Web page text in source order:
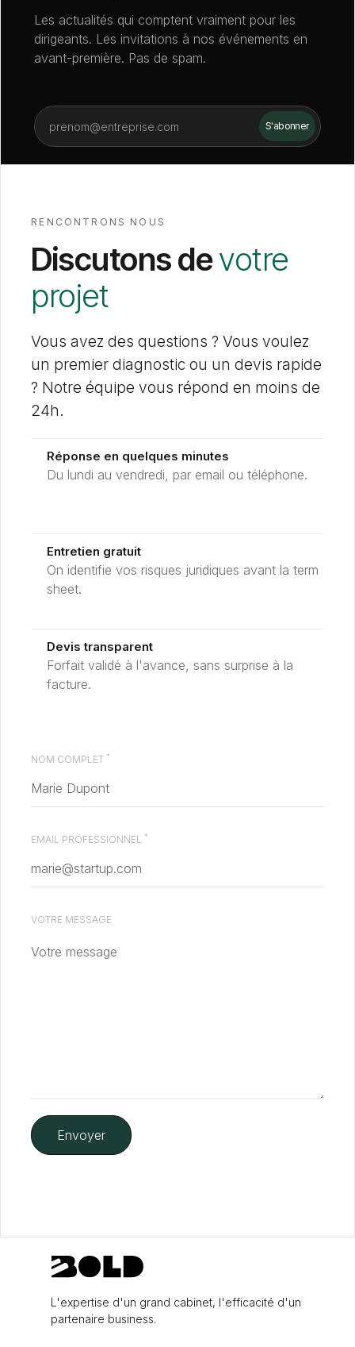
Les actualités qui comptent vraiment pour les
dirigeants. Les invitations à nos événements en
avant-première. Pas de spam.
RENCONTRONS NOUS
Discutons devotre
projet
Vous avez des questions ? Vous voulez
un premier diagnostic ou un devis rapide
? Notre équipe vous répond en moins de
24h.
Réponse en quelques minutes
Du lundi au vendredi, par email ou téléphone.
Entretien gratuit
On identifie vos risques juridiques avant la term
sheet.
Devis transparent
Forfait validé à l'avance, sans surprise à la
facture.
NOM COMPLET *
EMAIL PROFESSIONNEL *
VOTRE MESSAGE
L'expertise d'un grand cabinet, l'efficacité d'un
partenaire business.